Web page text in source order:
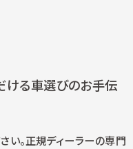
ける車選びのお手伝
い。正規ディーラーの専門